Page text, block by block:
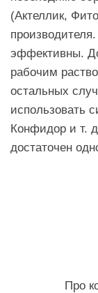
(Актеллик,
эффективны.
рабочим
остальных
использовать
Конфидор и т.
достаточен
Про